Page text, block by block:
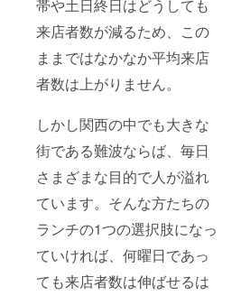
帯や土日終日はどうしても
来店者数が減るため、この
ままではなかなか平均来店
者数は上がりません。
しかし関西の中でも大きな
街である難波ならば、毎日
さまざまな目的で人が溢れ
ています。そんな方たちの
ランチの1つの選択肢になっ
ていければ、何曜日であっ
ても来店者数は伸ばせるは